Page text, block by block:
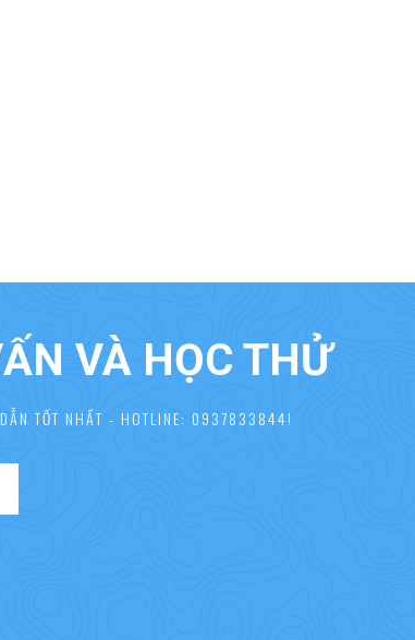
VÀ HỌC THỬ
TỐT NHẤT - HOTLINE: 0937833844!